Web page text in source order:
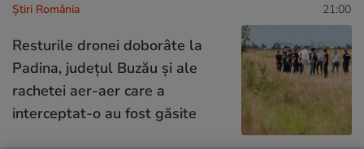
Știri România 21:00
Resturile dronei doborâte la
Padina, județul Buzău și ale
rachetei aer-aer care a
interceptat-o au fost găsite